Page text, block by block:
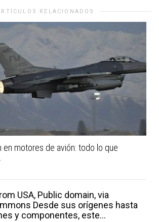
RELACIONADOS
en motores de avión: todo lo que
USA, Public domain, via
Desde sus orígenes hasta
y componentes, este...